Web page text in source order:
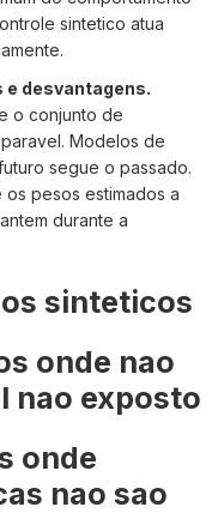
sintetico atua
e desvantagens.
o conjunto de
Modelos de
segue o passado.
pesos estimados a
durante a
sinteticos
onde nao
nao exposto
onde
nao sao